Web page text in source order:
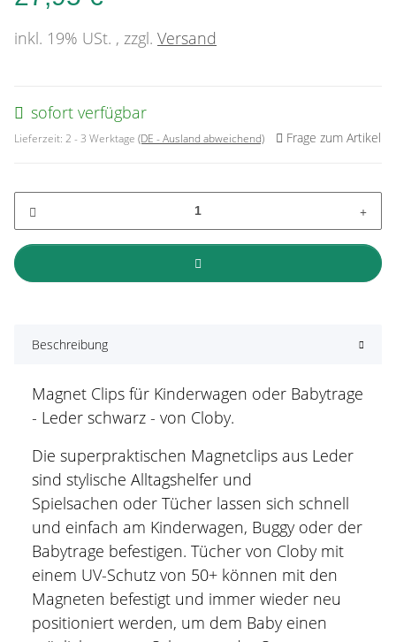
inkl. 19% USt. , zzgl. Versand
sofort verfügbar
Lieferzeit: 2 - 3 Werktage (DE - Ausland abweichend) Frage zum Artikel
Beschreibung
Magnet Clips für Kinderwagen oder Babytrage
- Leder schwarz - von Cloby.
Die superpraktischen Magnetclips aus Leder
sind stylische Alltagshelfer und
Spielsachen oder Tücher lassen sich schnell
und einfach am Kinderwagen, Buggy oder der
Babytrage befestigen. Tücher von Cloby mit
einem UV-Schutz von 50+ können mit den
Magneten befestigt und immer wieder neu
positioniert werden, um dem Baby einen